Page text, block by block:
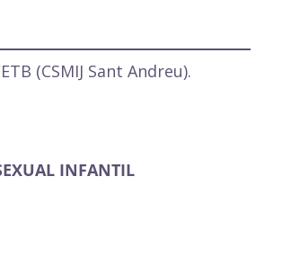
(CSMIJ Sant Andreu).
INFANTIL